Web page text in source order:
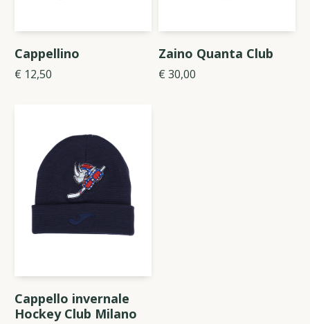
Cappellino
€ 12,50
Zaino Quanta Club
€ 30,00
Cappello invernale
Hockey Club Milano